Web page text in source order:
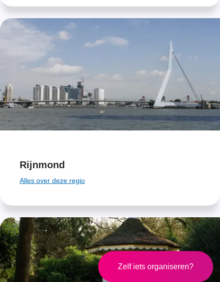
Rijnmond
Alles over deze regio
Zelf iets organiseren?